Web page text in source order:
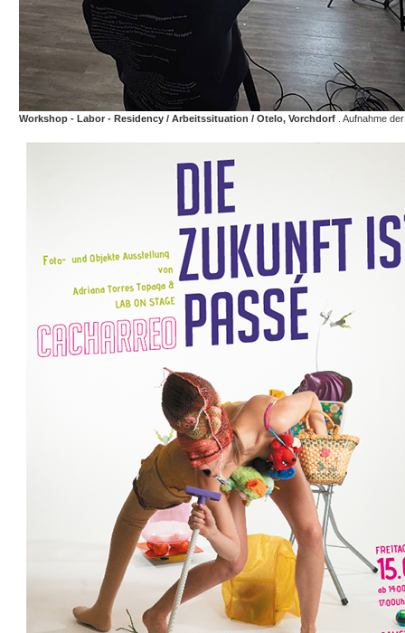
Workshop - Labor - Residency / Arbeitssituation / Otelo, Vorchdorf . Aufnahme